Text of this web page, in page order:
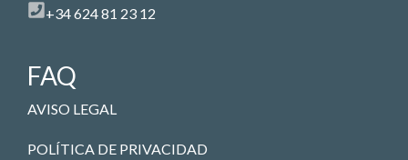
+34 624 81 23 12
FAQ
AVISO LEGAL
POLÍTICA DE PRIVACIDAD